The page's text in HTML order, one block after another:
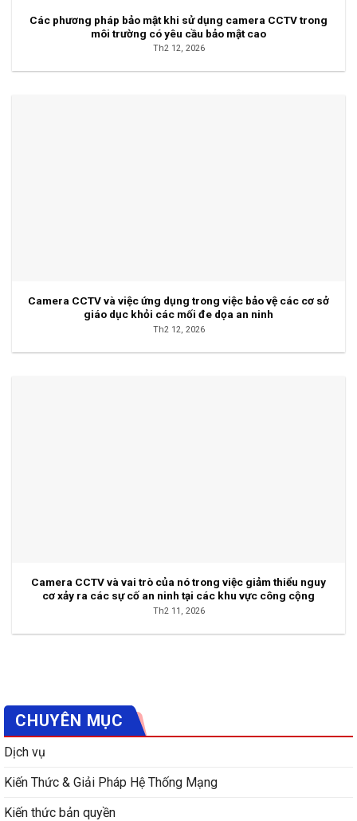
Các phương pháp bảo mật khi sử dụng camera CCTV trong
môi trường có yêu cầu bảo mật cao
Th2 12, 2026
Camera CCTV và việc ứng dụng trong việc bảo vệ các cơ sở
giáo dục khỏi các mối đe dọa an ninh
Th2 12, 2026
Camera CCTV và vai trò của nó trong việc giảm thiểu nguy
cơ xảy ra các sự cố an ninh tại các khu vực công cộng
Th2 11, 2026
CHUYÊN MỤC
Dịch vụ
Kiến Thức & Giải Pháp Hệ Thống Mạng
Kiến thức bản quyền